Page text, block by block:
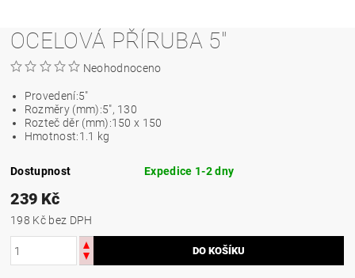
OCELOVÁ PŘÍRUBA 5"
Neohodnoceno
Provedení:5"
Rozměry (mm):5", 130
Rozteč děr (mm):150 x 150
Hmotnost:1.1 kg
Dostupnost Expedice 1-2 dny
239 Kč
198 Kč bez DPH